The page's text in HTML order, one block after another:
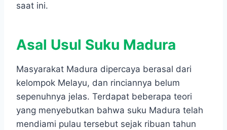
saat ini.
Asal Usul Suku Madura
Masyarakat Madura dipercaya berasal dari
kelompok Melayu, dan rinciannya belum
sepenuhnya jelas. Terdapat beberapa teori
yang menyebutkan bahwa suku Madura telah
mendiami pulau tersebut sejak ribuan tahun